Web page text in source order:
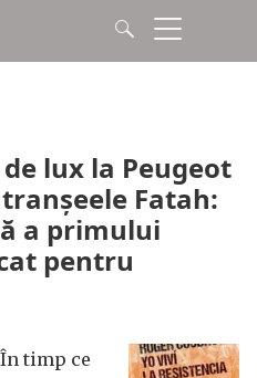
lux la Peugeot
Fatah:
a primului
pentru
timp ce